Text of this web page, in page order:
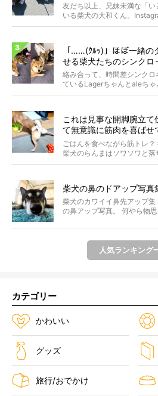
友だち以上、兄妹未満な「
いる柴犬の大和くん。
「……(ｸﾙｯ)」ほぼ一緒の
せる柴犬たちのシンクロ
絡み合って、時間差シンク
ているLagerちゃんとaleち
これは見事な開脚腕立
て無意識に筋肉を喜ばせ
画】
ごはんを食べながら筋トレ？
柴犬のらんまはソワソワと
す。き...
柴犬の鼻のドアップ写真
柴犬のカワイイ鼻先アップ
の鼻アップ写真。 何やら物
人気ランキング
カテゴリー
かわいい
グッズ
旅行/おでかけ